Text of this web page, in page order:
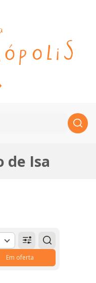
eles aparecem aqui.
de Isa
Em oferta